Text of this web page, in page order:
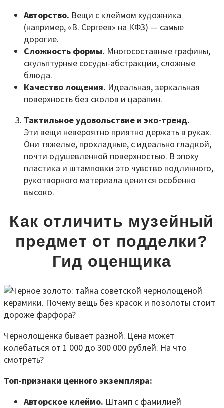
Авторство. Вещи с клеймом художника
(например, «В. Сергеев» на КФЗ) — самые
дорогие.
Сложность формы. Многосоставные графины,
скульптурные сосуды-абстракции, сложные
блюда.
Качество лощения. Идеальная, зеркальная
поверхность без сколов и царапин.
Тактильное удовольствие и эко-тренд.
Эти вещи невероятно приятно держать в руках.
Они тяжелые, прохладные, с идеально гладкой,
почти одушевленной поверхностью. В эпоху
пластика и штамповки это чувство подлинного,
рукотворного материала ценится особенно
высоко.
Как отличить музейный
предмет от подделки?
Гид оценщика
Чернолощенка бывает разной. Цена может
колебаться от 1 000 до 300 000 рублей. На что
смотреть?
Топ-признаки ценного экземпляра:
Авторское клеймо. Штамп с фамилией